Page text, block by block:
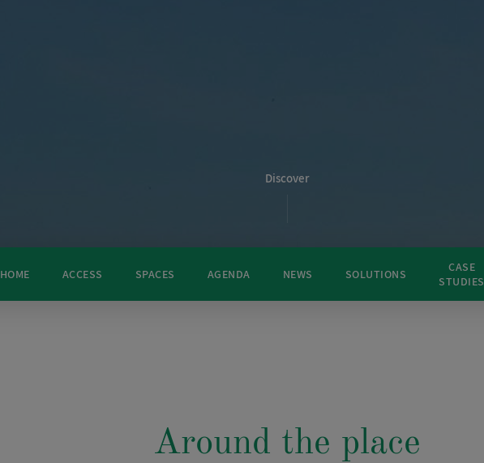
Discover
HOME ACCESS SPACES AGENDA NEWS SOLUTIONS
CASE
STUDIES
Around the place